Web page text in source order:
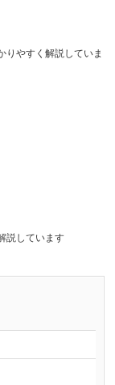
りやすく解説していま
説しています